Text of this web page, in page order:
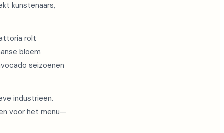
kunstenaars,
rolt
bloem
seizoenen
industrieën.
voor het menu—